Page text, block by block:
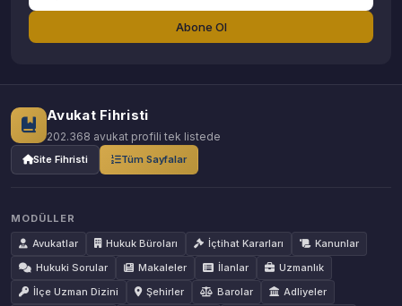
Abone Ol
Avukat Fihristi
202.368 avukat profili tek listede
Site Fihristi Tüm Sayfalar
MODÜLLER
Avukatlar
Hukuk Büroları İçtihat Kararları
Kanunlar
Hukuki Sorular
Makaleler İlanlar
Uzmanlık
İlçe Uzman Dizini
Şehirler Barolar
Adliyeler